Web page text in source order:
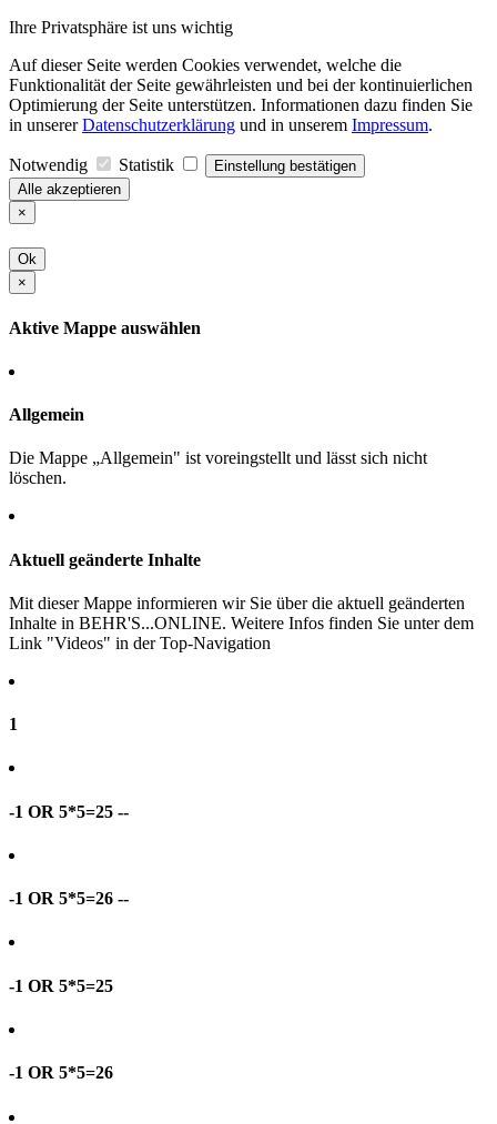
Ihre Privatsphäre ist uns wichtig
Auf dieser Seite werden Cookies verwendet, welche die
Funktionalität der Seite gewährleisten und bei der kontinuierlichen
Optimierung der Seite unterstützen. Informationen dazu finden Sie
in unsererDatenschutzerklärung und in unserem Impressum.
Notwendig Statistik
Einstellung bestätigen
Alle akzeptieren
×
Ok
×
Aktive Mappe auswählen
Allgemein
Die Mappe „Allgemein" ist voreingstellt und lässt sich nicht
löschen.
Aktuell geänderte Inhalte
Mit dieser Mappe informieren wir Sie über die aktuell geänderten
Inhalte in BEHR'S...ONLINE. Weitere Infos finden Sie unter dem
Link "Videos" in der Top-Navigation
1
-1 OR 5*5=25 --
-1 OR 5*5=26 --
-1 OR 5*5=25
-1 OR 5*5=26